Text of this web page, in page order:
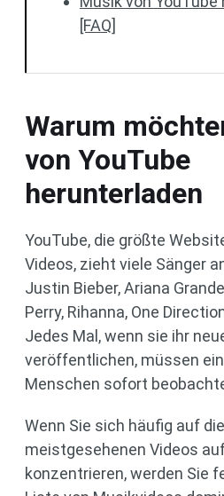
[FAQ]
Warum
von YouTube
herunterladen
YouTube, die größte
Videos, zieht viele Sänger
Justin Bieber, Ariana
Perry, Rihanna, One
Jedes Mal, wenn sie ihr
veröffentlichen, müssen
Menschen sofort
Wenn Sie sich häufig auf
meistgesehenen Videos
konzentrieren, werden Sie